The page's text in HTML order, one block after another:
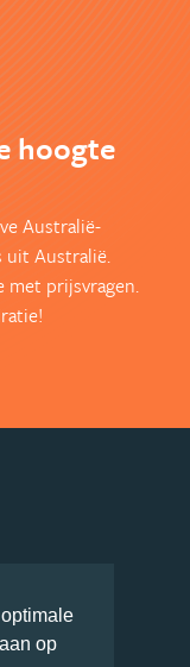
op
hoogte
Australië-
uit Australië.
met prijsvragen.
Cookies